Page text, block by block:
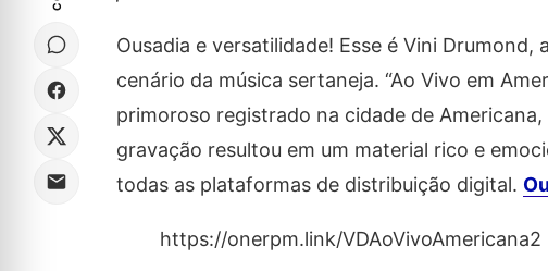
Ousadia e versatilidade! Esse é Vini
cenário da música sertaneja. “Ao Vivo em
primoroso registrado na cidade de
gravação resultou em um material rico e
todas as plataformas de distribuição digital.
https://onerpm.link/VDAoVivoAmericana2